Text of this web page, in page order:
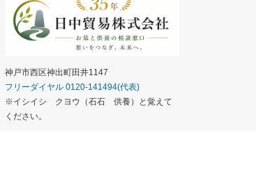
神戸市西区神出町田井1147
フリーダイヤル 0120-141494(代表)
※イシイシ クヨウ（石石 供養）と覚えて
ください。